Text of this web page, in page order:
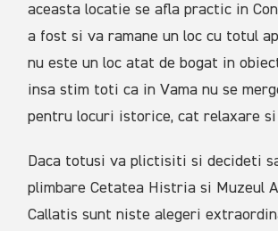
aceasta locatie se afla practic in
a fost si va ramane un loc cu totul
nu este un loc atat de bogat in
insa stim toti ca in Vama nu se
pentru locuri istorice, cat relaxare
Daca totusi va plictisiti si decideti
plimbare Cetatea Histria si Muzeul
Callatis sunt niste alegeri